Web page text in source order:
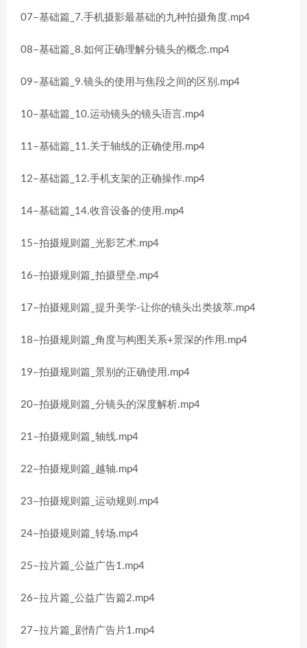
07–基础篇_7.手机摄影最基础的九种拍摄角度.mp4
08–基础篇_8.如何正确理解分镜头的概念.mp4
09–基础篇_9.镜头的使用与焦段之间的区别.mp4
10–基础篇_10.运动镜头的镜头语言.mp4
11–基础篇_11.关于轴线的正确使用.mp4
12–基础篇_12.手机支架的正确操作.mp4
14–基础篇_14.收音设备的使用.mp4
15–拍摄规则篇_光影艺术.mp4
16–拍摄规则篇_拍摄壁垒.mp4
17–拍摄规则篇_提升美学-让你的镜头出类拔萃.mp4
18–拍摄规则篇_角度与构图关系+景深的作用.mp4
19–拍摄规则篇_景别的正确使用.mp4
20–拍摄规则篇_分镜头的深度解析.mp4
21–拍摄规则篇_轴线.mp4
22–拍摄规则篇_越轴.mp4
23–拍摄规则篇_运动规则.mp4
24–拍摄规则篇_转场.mp4
25–拉片篇_公益广告1.mp4
26–拉片篇_公益广告篇2.mp4
27–拉片篇_剧情广告片1.mp4